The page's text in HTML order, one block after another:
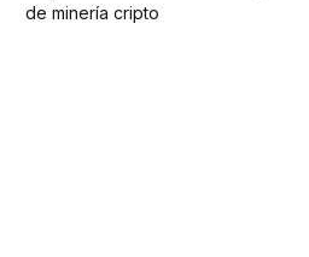
de minería cripto